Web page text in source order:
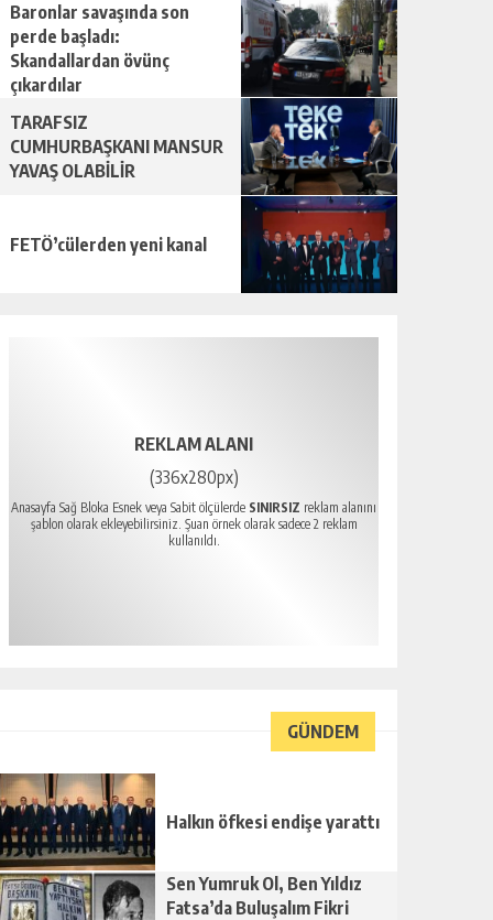
Baronlar savaşında son
perde başladı:
Skandallardan övünç
çıkardılar
TARAFSIZ
CUMHURBAŞKANI MANSUR
YAVAŞ OLABİLİR
FETÖ’cülerden yeni kanal
REKLAM ALANI
(336x280px)
Anasayfa Sağ Bloka Esnek veya Sabit ölçülerde SINIRSIZ reklam alanını
şablon olarak ekleyebilirsiniz. Şuan örnek olarak sadece 2 reklam
kullanıldı.
GÜNDEM
Halkın öfkesi endişe yarattı
Sen Yumruk Ol, Ben Yıldız
Fatsa’da Buluşalım Fikri